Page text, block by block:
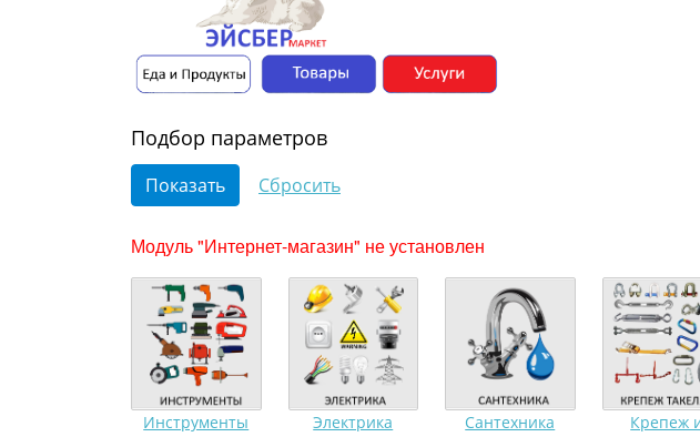
Подбор параметров
Модуль "Интернет-магазин" не установлен
Инструменты Электрика Сантехника
Крепеж